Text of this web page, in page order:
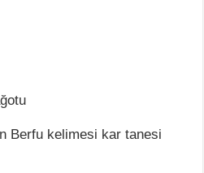
Berfu kelimesi kar tanesi